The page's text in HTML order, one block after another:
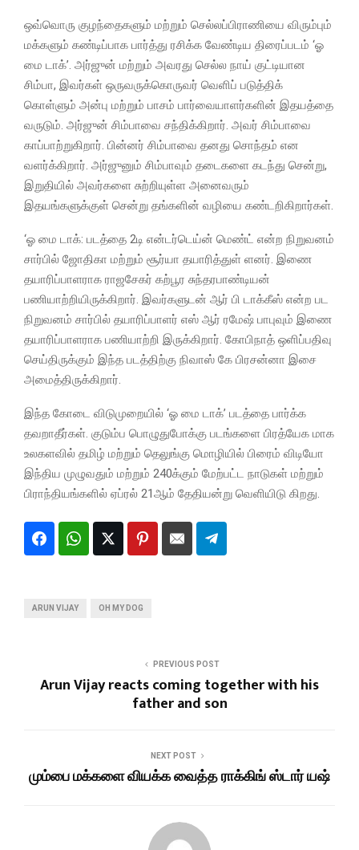
ஒவ்வொரு குழந்தைகளும் மற்றும் செல்லப்பிராணியை விரும்பும்
மக்களும் கண்டிப்பாக பார்த்து ரசிக்க வேண்டிய திரைப்படம் ‘ஓ
மை டாக்’. அர்ஜுன் மற்றும் அவரது செல்ல நாய் குட்டியான
சிம்பா, இவர்கள் ஒருவருக்கொருவர் வெளிப் படுத்திக்
கொள்ளும் அன்பு மற்றும் பாசம் பார்வையாளர்களின் இதயத்தை
வருடும். அர்ஜுன் சிம்பாவை சந்திக்கிறார். அவர் சிம்பாவை
காப்பாற்றுகிறார். பின்னர் சிம்பாவை தனது சொந்தம் என
வளர்க்கிறார். அர்ஜுனும் சிம்பாவும் தடைகளை கடந்து சென்று,
இறுதியில் அவர்களை சுற்றியுள்ள அனைவரும்
இதயங்களுக்குள் சென்று தங்களின் வழியை கண்டறிகிறார்கள்.
‘ஓ மை டாக்: படத்தை 2டி என்டர்டெய்ன் மெண்ட் என்ற நிறுவனம்
சார்பில் ஜோதிகா மற்றும் சூர்யா தயாரித்துள் ளனர். இணை
தயாரிப்பாளராக ராஜசேகர் கற்பூர சுந்தரபாண்டியன்
பணியாற்றியிருக்கிறார். இவர்களுடன் ஆர் பி டாக்கீஸ் என்ற பட
நிறுவனம் சார்பில் தயாரிப்பாளர் எஸ் ஆர் ரமேஷ் பாபுவும் இணை
தயாரிப்பாளராக பணியாற்றி இருக்கிறார். கோபிநாத் ஒளிப்பதிவு
செய்திருக்கும் இந்த படத்திற்கு நிவாஸ் கே பிரசன்னா இசை
அமைத்திருக்கிறார்.
இந்த கோடை விடுமுறையில் ‘ஓ மை டாக்’ படத்தை பார்க்க
தவறாதீர்கள். குடும்ப பொழுதுபோக்கு படங்களை பிரத்யேக மாக
உலகளவில் தமிழ் மற்றும் தெலுங்கு மொழியில் பிரைம் விடியோ
இந்திய முழுவதும் மற்றும் 240க்கும் மேற்பட்ட நாடுகள் மற்றும்
பிராந்தியங்களில் ஏப்ரல் 21ஆம் தேதியன்று வெளியிடு கிறது.
ARUN VIJAY OH MY DOG
PREVIOUS POST
Arun Vijay reacts coming together with his
father and son
NEXT POST
மும்பை மக்களை வியக்க வைத்த ராக்கிங் ஸ்டார் யஷ்